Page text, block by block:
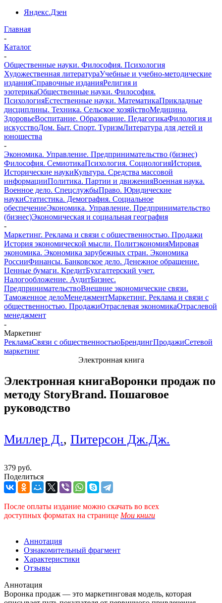
Яндекс.Дзен
Главная
-
Каталог
-
Общественные науки. Философия. Психология
Художественная литератураУчебные и учебно-методические
изданияСправочные изданияРелигия и
эзотерикаОбщественные науки. Философия.
ПсихологияЕстественные науки. МатематикаПрикладные
дисциплины. Техника. Сельское хозяйствоМедицина.
ЗдоровьеВоспитание. Образование. ПедагогикаФилология и
искусствоДом. Быт. Спорт. ТуризмЛитература для детей и
юношества
-
Экономика. Управление. Предпринимательство (бизнес)
Философия. СемиотикаПсихология. СоциологияИстория.
Исторические наукиКультура. Средства массовой
информацииПолитика. Партии и движенияВоенная наука.
Военное дело. СпецслужбыПраво. Юридические
наукиСтатистика. Демография. Социальное
обеспечениеЭкономика. Управление. Предпринимательство
(бизнес)Экономическая и социальная география
-
Маркетинг. Реклама и связи с общественностью. Продажи
История экономической мысли. ПолитэкономияМировая
экономика. Экономика зарубежных стран. Экономика
РоссииФинансы. Банковское дело. Денежное обращение.
Ценные бумаги. КредитБухгалтерский учет.
Налогообложение. АудитБизнес.
ПредпринимательствоВнешние экономические связи.
Таможенное делоМенеджментМаркетинг. Реклама и связи с
общественностью. ПродажиОтраслевая экономикаОтраслевой
менеджмент
-
Маркетинг
РекламаСвязи с общественностьюБрендингПродажиСетевой
маркетинг
Электронная книга
Электронная книгаВоронки продаж по
методу StoryBrand. Пошаговое
руководство
Миллер Д., Питерсон Дж.Дж.
379 руб.
Поделиться
После оплаты издание можно скачать во всех
доступных форматах на странице Мои книги
Аннотация
Ознакомительный фрагмент
Характеристики
Отзывы
Аннотация
Воронка продаж — это маркетинговая модель, которая